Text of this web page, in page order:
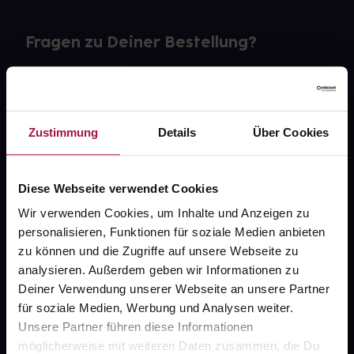
Zustimmung Details Über Cookies
Diese Webseite verwendet Cookies
Wir verwenden Cookies, um Inhalte und Anzeigen zu
personalisieren, Funktionen für soziale Medien anbieten
zu können und die Zugriffe auf unsere Webseite zu
analysieren. Außerdem geben wir Informationen zu
Deiner Verwendung unserer Webseite an unsere Partner
für soziale Medien, Werbung und Analysen weiter.
Unsere Partner führen diese Informationen
möglicherweise mit weiteren Daten zusammen, die Du
Fragen zu Deiner Bestellung?
gesund.de
Über uns
Karriere
Newsletter